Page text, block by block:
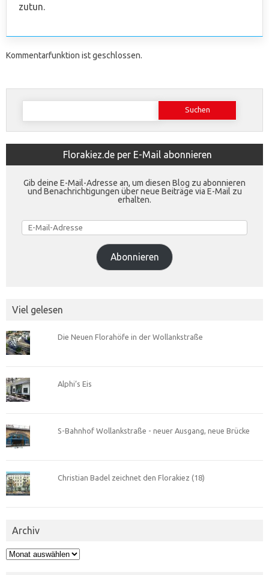
zutun.
Kommentarfunktion ist geschlossen.
Suchen
Florakiez.de per E-Mail abonnieren
Gib deine E-Mail-Adresse an, um diesen Blog zu abonnieren
und Benachrichtigungen über neue Beiträge via E-Mail zu
erhalten.
E-
Mail-
Adresse
Abonnieren
Viel gelesen
Die Neuen Florahöfe in der Wollankstraße
Alphi’s Eis
S-Bahnhof Wollankstraße - neuer Ausgang, neue Brücke
Christian Badel zeichnet den Florakiez (18)
Archiv
Archiv